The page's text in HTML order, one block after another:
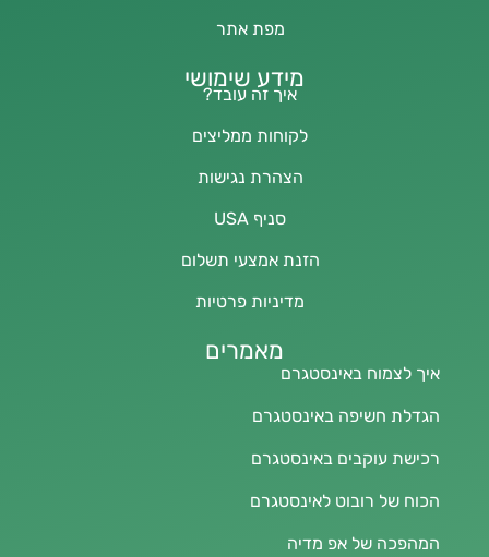
מפת אתר
מידע שימושי
איך זה עובד?
לקוחות ממליצים
הצהרת נגישות
סניף USA
הזנת אמצעי תשלום
מדיניות פרטיות
מאמרים
איך לצמוח באינסטגרם
הגדלת חשיפה באינסטגרם
רכישת עוקבים באינסטגרם
הכוח של רובוט לאינסטגרם
המהפכה של אפ מדיה